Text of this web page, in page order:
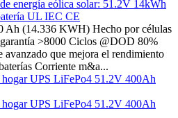
energía eólica solar: 51.2V 14kWh
UL IEC CE
Ah (14.336 KWH) Hecho por células
>8000 Ciclos @DOD 80%
que mejora el rendimiento
Corriente m&a...